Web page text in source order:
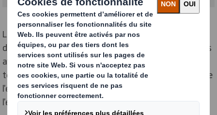
Lorsque nous avons lancé notre stratégie de
développement durable « Now & Next » en 2020, nous
avons fixé des objectifs ambitieux à court et à long
terme qui ont confirmé notre engagement en faveur de
l'économie circulaire et notre objectif de redéfinir
l'emballage pour un monde en mutation.